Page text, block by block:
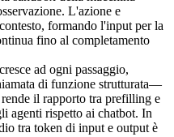
. L'azione e
formando l'input per la
fino al completamento
ad ogni passaggio,
di funzione strutturata—
il rapporto tra prefilling e
agenti rispetto ai chatbot. In
tra token di input e output è